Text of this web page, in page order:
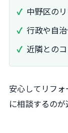
中野区の
行政や自
近隣との
安心してリフォ
に相談するのが